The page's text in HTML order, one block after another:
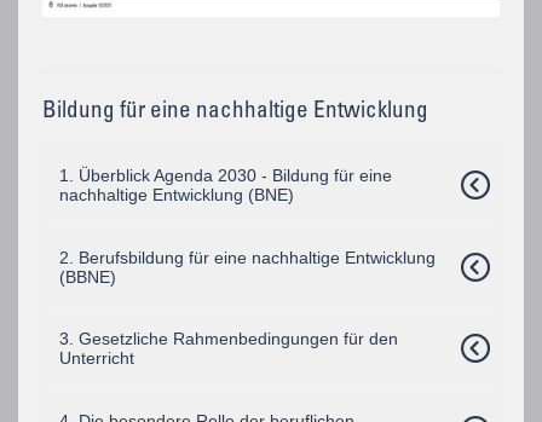
Bildung für eine nachhaltige Entwicklung
1. Überblick Agenda 2030 - Bildung für eine
nachhaltige Entwicklung (BNE)
2. Berufsbildung für eine nachhaltige Entwicklung
(BBNE)
3. Gesetzliche Rahmenbedingungen für den
Unterricht